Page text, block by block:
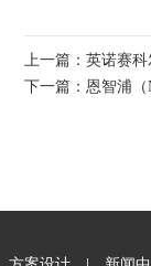
上一篇： 英诺赛
下一篇： 恩智浦（